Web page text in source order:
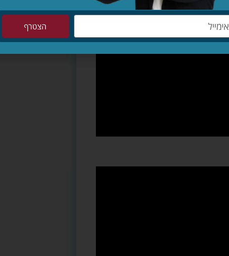
הצטרף